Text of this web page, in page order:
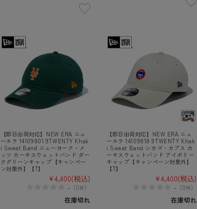
【即日出荷対応】NEW ERA ニュ
ーエラ 14109801 9TWENTY Khak
i Sweat Band ニューヨーク・メ
ッツ カーキスウェットバンド ダー
クグリーンキャップ【キャンペー
ン対象外】【T】
¥4,400(税込)
- （0件）
在庫切れ
【即日出荷対応】NEW ERA ニュ
ーエラ 14109818 9TWENTY Khak
i Sweat Band シカゴ・カブス カ
ーキスウェットバンド アイボリー
キャップ【キャンペーン対象外】
【T】
¥4,400(税込)
-（0件）
在庫切れ